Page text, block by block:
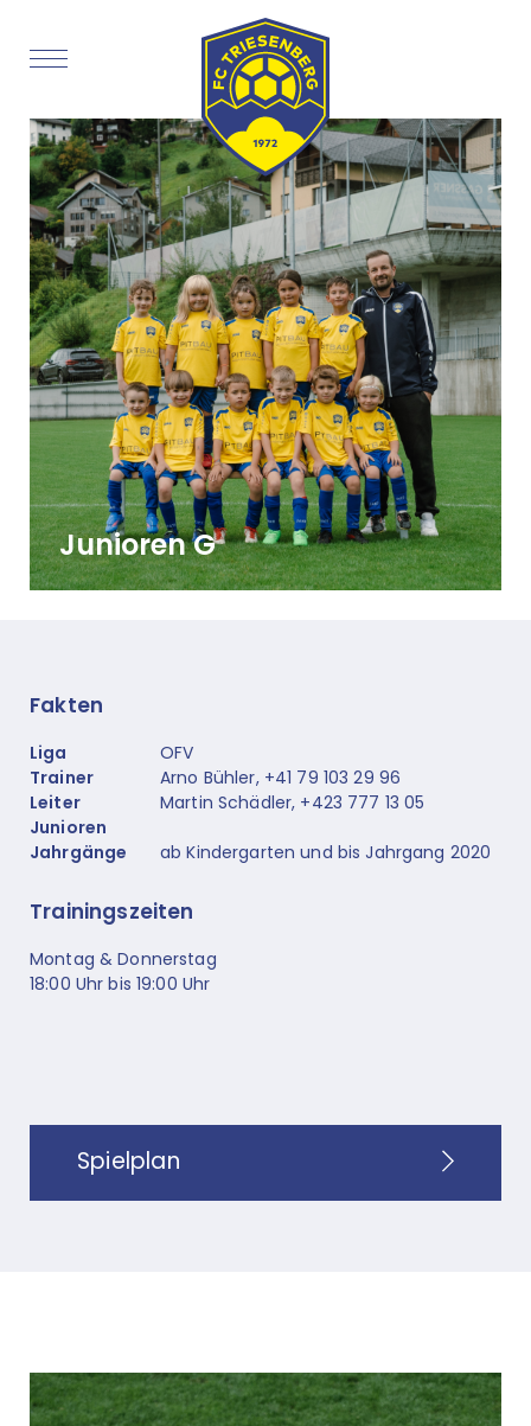
Junioren G
Fakten
Liga
OFV
Trainer
Arno Bühler, +41 79 103 29 96
Leiter
Junioren
Martin Schädler, +423 777 13 05
Jahrgänge ab Kindergarten und bis Jahrgang 2020
Trainingszeiten
Montag & Donnerstag
18:00 Uhr bis 19:00 Uhr
Spielplan